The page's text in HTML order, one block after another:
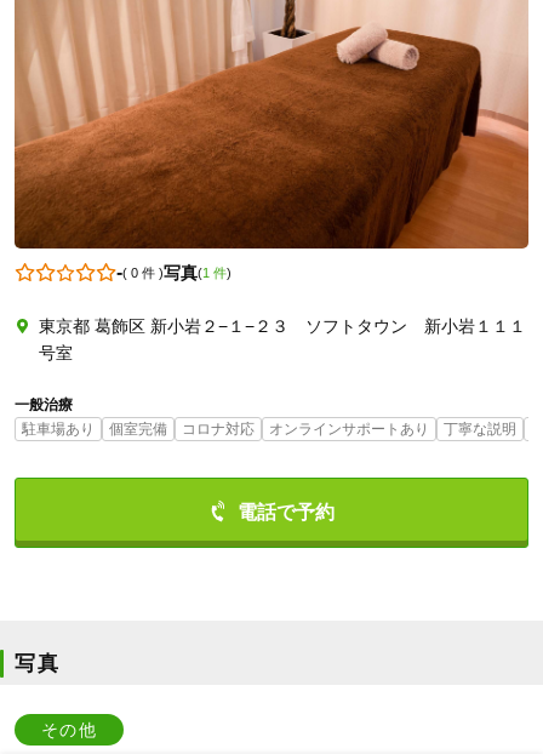
-( 0 件)写真(1 件)
東京都 葛飾区 新小岩２−１−２３ ソフトタウン 新小岩１１１
号室
一般治療
駐車場あり
個室完備 コロナ対応 オンラインサポートあり 丁寧な説明
写真
その他
「健康にはりを見た」
0358793997